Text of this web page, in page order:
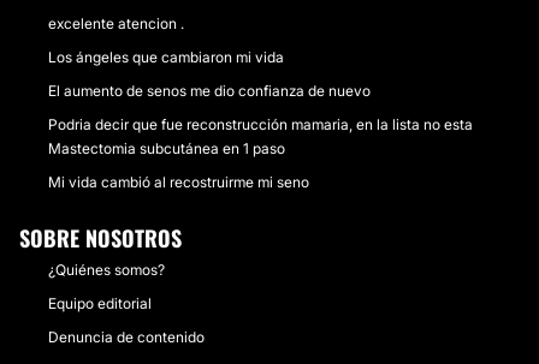
excelente atencion .
Los ángeles que cambiaron mi vida
El aumento de senos me dio confianza de nuevo
Podria decir que fue reconstrucción mamaria, en la lista no esta
Mastectomia subcutánea en 1 paso
Mi vida cambió al recostruirme mi seno
SOBRE NOSOTROS
¿Quiénes somos?
Equipo editorial
Denuncia de contenido